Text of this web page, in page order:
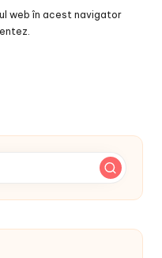
web în acest navigator